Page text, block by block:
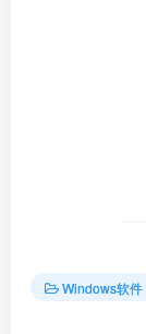
Windows软件